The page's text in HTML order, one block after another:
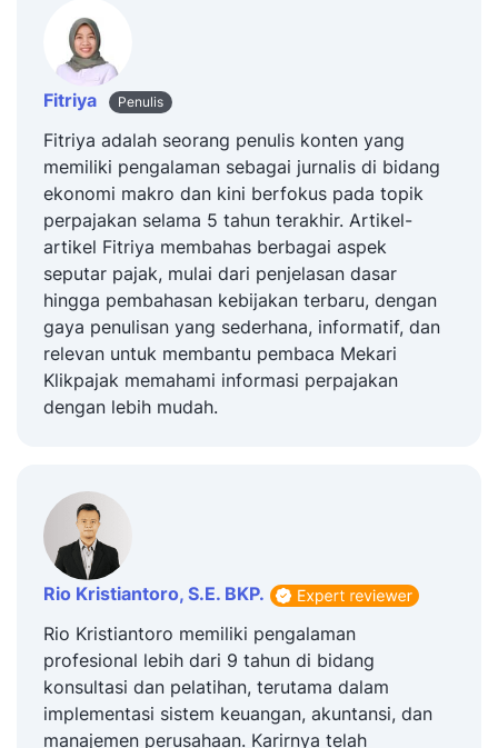
Fitriya Penulis
Fitriya adalah seorang penulis konten yang
memiliki pengalaman sebagai jurnalis di bidang
ekonomi makro dan kini berfokus pada topik
perpajakan selama 5 tahun terakhir. Artikel-
artikel Fitriya membahas berbagai aspek
seputar pajak, mulai dari penjelasan dasar
hingga pembahasan kebijakan terbaru, dengan
gaya penulisan yang sederhana, informatif, dan
relevan untuk membantu pembaca Mekari
Klikpajak memahami informasi perpajakan
dengan lebih mudah.
Rio Kristiantoro, S.E. BKP.
Rio Kristiantoro memiliki pengalaman
profesional lebih dari 9 tahun di bidang
konsultasi dan pelatihan, terutama dalam
implementasi sistem keuangan, akuntansi, dan
manajemen perusahaan. Karirnya telah